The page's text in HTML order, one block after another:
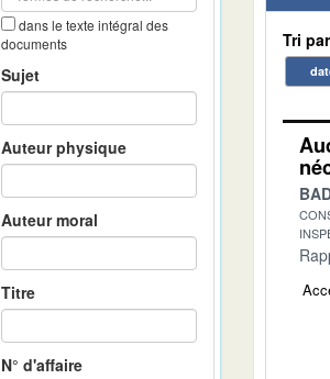
dans le texte intégral des
documents
Sujet
Auteur physique
Auteur moral
Titre
N° d'affaire
Tri par